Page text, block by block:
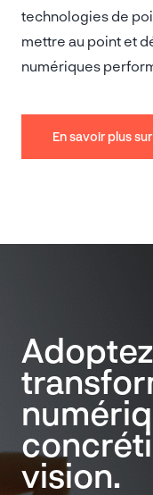
technologies de
mettre au point et
numériques
En savoir plus
vision.